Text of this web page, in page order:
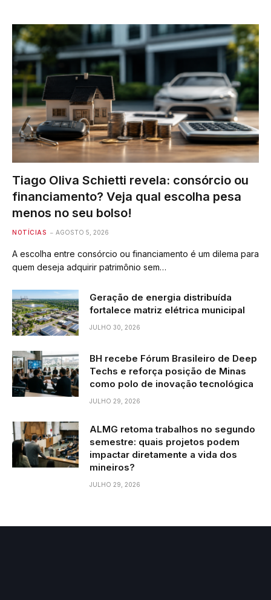
Tiago Oliva Schietti revela: consórcio ou
financiamento? Veja qual escolha pesa
menos no seu bolso!
NOTÍCIAS AGOSTO 5, 2026
A escolha entre consórcio ou financiamento é um dilema para
quem deseja adquirir patrimônio sem…
Geração de energia distribuída
fortalece matriz elétrica municipal
JULHO 30, 2026
BH recebe Fórum Brasileiro de Deep
Techs e reforça posição de Minas
como polo de inovação tecnológica
JULHO 29, 2026
ALMG retoma trabalhos no segundo
semestre: quais projetos podem
impactar diretamente a vida dos
mineiros?
JULHO 29, 2026